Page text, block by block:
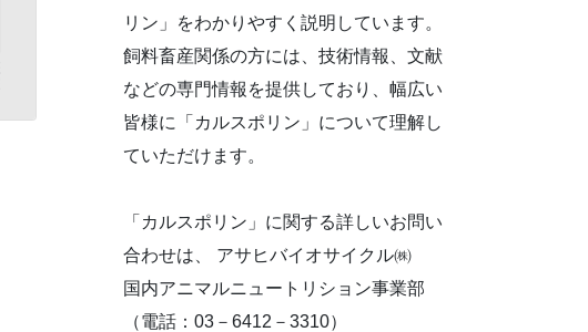
リン」をわかりやすく説明しています。
飼料畜産関係の方には、技術情報、文献
などの専門情報を提供しており、幅広い
皆様に「カルスポリン」について理解し
ていただけます。
「カルスポリン」に関する詳しいお問い
合わせは、 アサヒバイオサイクル㈱
国内アニマルニュートリション事業部
（電話：03－6412－3310）